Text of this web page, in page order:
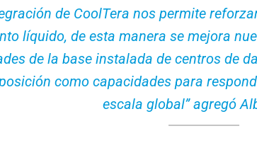
de CoolTera nos permite
líquido, de esta manera se mejora
de la base instalada de centros de
como capacidades para
escala global” agregó